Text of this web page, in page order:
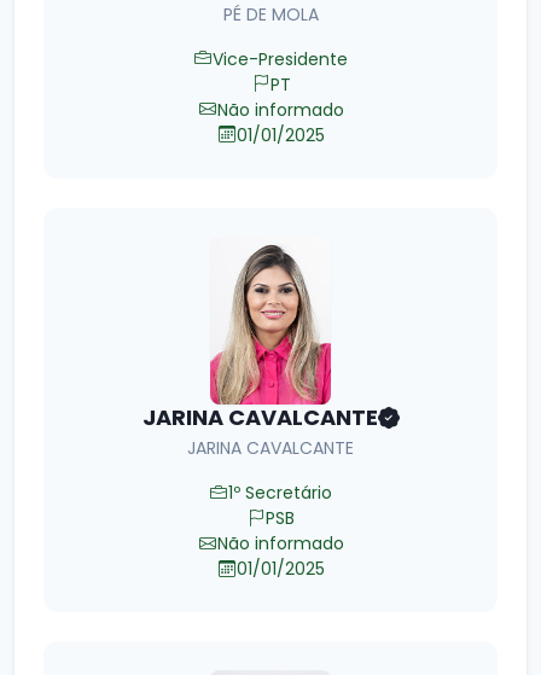
PÉ DE MOLA
Vice-Presidente
PT
Não informado
01/01/2025
JARINA CAVALCANTE
JARINA CAVALCANTE
1º Secretário
PSB
Não informado
01/01/2025